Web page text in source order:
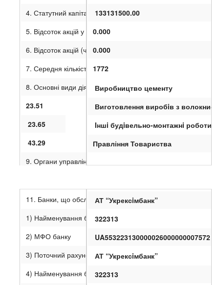
133131500.00
0.000
0.000
1772
Виробництво цементу
Виготовлення виробiв з
Iншi будiвельно-монтажнi роботи
Правління Товариства
4. Статутний капітал (грн.)
5. Відсоток акцій у статутному капіталі, що належать
6. Відсоток акцій (часток, паїв) статутного капіталу, що
7. Середня кількість працівників (осіб)
8. Основні види діяльності із зазначенням найменування
23.51
23.65
43.29
9. Органи управління підприємства
1. Cemln West SA, місцезнаходження : ШВЕЙЦАРІЯ
АТ “Укрексiмбанк”
322313
UA553223130000026000000007572
АТ “Укрексiмбанк”
322313
11. Банки, що обслуговують емітента
1) Найменування банку (філії, відділення банку), який
2) МФО банку
3) Поточний рахунок
4) Найменування банку (філії, відділення банку), який